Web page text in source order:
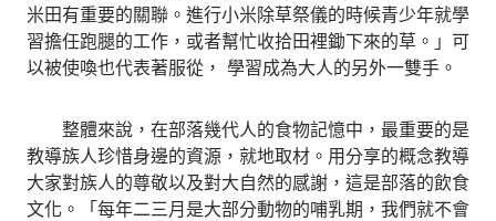
米田有重要的關聯。進行小米除草祭儀的時候青少年就學
習擔任跑腿的工作，或者幫忙收拾田裡鋤下來的草。」可
以被使喚也代表著服從， 學習成為大人的另外一雙手。
整體來說，在部落幾代人的食物記憶中，最重要的是
教導族人珍惜身邊的資源，就地取材。用分享的概念教導
大家對族人的尊敬以及對大自然的感謝，這是部落的飲食
文化。「每年二三月是大部分動物的哺乳期，我們就不會